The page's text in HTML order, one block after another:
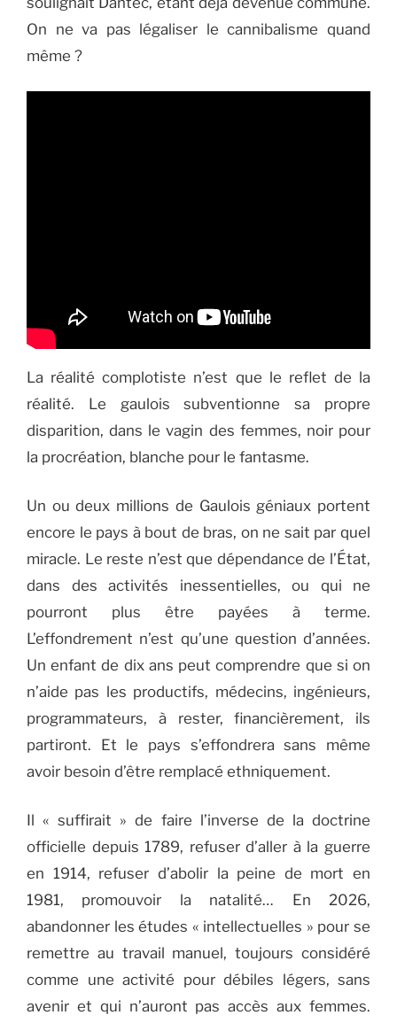
On ne va pas légaliser le cannibalisme quand
même ?
La réalité complotiste n’est que le reflet de la
réalité. Le gaulois subventionne sa propre
disparition, dans le vagin des femmes, noir pour
la procréation, blanche pour le fantasme.
Un ou deux millions de Gaulois géniaux portent
encore le pays à bout de bras, on ne sait par quel
miracle. Le reste n’est que dépendance de l’État,
dans des activités inessentielles, ou qui ne
pourront plus être payées à terme.
L’effondrement n’est qu’une question d’années.
Un enfant de dix ans peut comprendre que si on
n’aide pas les productifs, médecins, ingénieurs,
programmateurs, à rester, financièrement, ils
partiront. Et le pays s’effondrera sans même
avoir besoin d’être remplacé ethniquement.
Il « suffirait » de faire l’inverse de la doctrine
officielle depuis 1789, refuser d’aller à la guerre
en 1914, refuser d’abolir la peine de mort en
1981, promouvoir la natalité… En 2026,
abandonner les études « intellectuelles » pour se
remettre au travail manuel, toujours considéré
comme une activité pour débiles légers, sans
avenir et qui n’auront pas accès aux femmes.